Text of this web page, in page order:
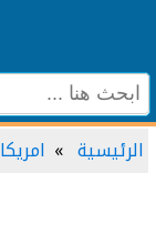
الرئيسية امريكا